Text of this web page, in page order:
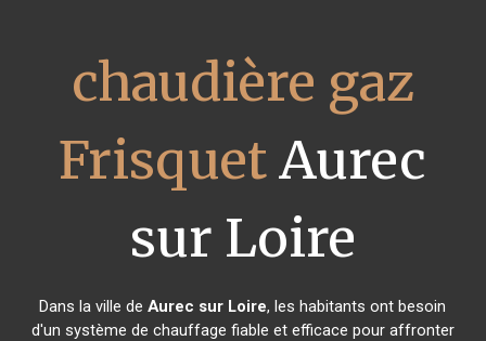
chaudière gaz
FrisquetAurec
sur Loire
Dans la ville deAurec sur Loire, les habitants ont besoin
d'un système de chauffage fiable et efficace pour affronter